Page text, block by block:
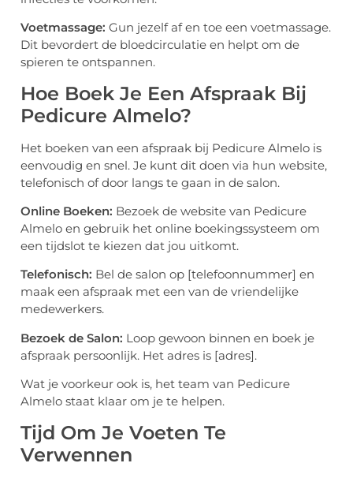
Voetmassage: Gun jezelf af en toe een voetmassage.
Dit bevordert de bloedcirculatie en helpt om de
spieren te ontspannen.
Hoe Boek Je Een Afspraak Bij
Pedicure Almelo?
Het boeken van een afspraak bij Pedicure Almelo is
eenvoudig en snel. Je kunt dit doen via hun website,
telefonisch of door langs te gaan in de salon.
Online Boeken: Bezoek de website van Pedicure
Almelo en gebruik het online boekingssysteem om
een tijdslot te kiezen dat jou uitkomt.
Telefonisch: Bel de salon op [telefoonnummer] en
maak een afspraak met een van de vriendelijke
medewerkers.
Bezoek de Salon: Loop gewoon binnen en boek je
afspraak persoonlijk. Het adres is [adres].
Wat je voorkeur ook is, het team van Pedicure
Almelo staat klaar om je te helpen.
Tijd Om Je Voeten Te
Verwennen